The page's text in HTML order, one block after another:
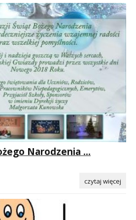
Narodzenia ...
czytaj więcej